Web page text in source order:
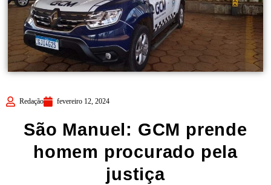
Redação fevereiro 12, 2024
São Manuel: GCM prende
homem procurado pela
justiça